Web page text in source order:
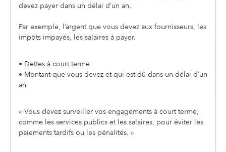
devez payer dans un délai d’un an.
Par exemple, l’argent que vous devez aux fournisseurs, les
impôts impayés, les salaires à payer.
• Dettes à court terme
• Montant que vous devez et qui est dû dans un délai d’un
an
« Vous devez surveiller vos engagements à court terme,
comme les services publics et les salaires, pour éviter les
paiements tardifs ou les pénalités. »